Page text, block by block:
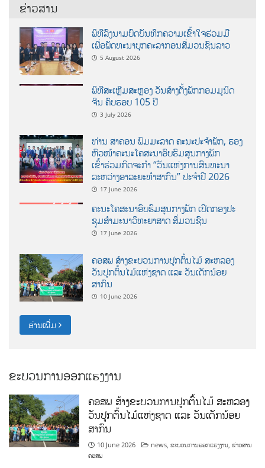
ຂ່າວສານ
ພິທີລົງນາມບົດບັນທຶກຄວາມເຂົ້າໃຈຮ່ວມມື
ເພື່ອພັດທະນາບຸກຄະລາກອນສື່ມວນຊົນລາວ
5 August 2026
ພິທີສະເຫຼີມສະຫຼອງ ວັນສ້າງຕັ້ງພັກກອມມູນິດ
ຈີນ ຄົບຮອບ 105 ປີ
3 July 2026
ທ່ານ ສາຄອນ ພົມມະລາດ ຄະນະປະຈໍາພັກ, ຮອງ
ຫົວໜ້າຄະນະໂຄສະນາອົບຮົມສູນກາງພັກ
ເຂົ້າຮ່ວມກິດຈະກຳ “ວັນແຫ່ງການສົນທະນາ
ລະຫວ່າງອາລະຍະທຳສາກົນ” ປະຈຳປີ 2026
17 June 2026
ຄະນະໂຄສະນາອົບຮົມສູນກາງພັກ ເປີດກອງປະ
ຊຸມສຳມະນາວິທະຍາສາດ ສຶ່ມວນຊົນ
17 June 2026
ຄອສພ ສ້າງຂະບວນການປູກຕົ້ນໄມ້ ສະຫລອງ
ວັນປູກຕົ້ນໄມ້ແຫ່ງຊາດ ແລະ ວັນເດັກນ້ອຍ
ສາກົນ
10 June 2026
ອ່ານເພີ່ມ
ຂະບວນການອອກແຮງງານ
ຄອສພ ສ້າງຂະບວນການປູກຕົ້ນໄມ້ ສະຫລອງ
ວັນປູກຕົ້ນໄມ້ແຫ່ງຊາດ ແລະ ວັນເດັກນ້ອຍ
ສາກົນ
10 June 2026 news ,ຂະບວນການອອກແຮງງານ ,ຂ່າວສານ
ຄອສພ